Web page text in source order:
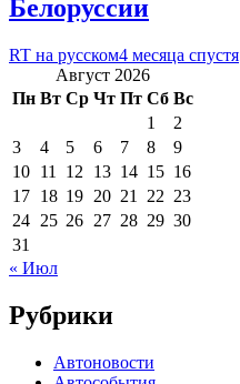
Белоруссии
RT на русском4 месяца спустя
Август 2026
Пн Вт Ср Чт Пт Сб Вс
1
2
3
4 5 6 7 8
9
10 11 12 13 14 15 16
17 18 19 20 21 22 23
24 25 26 27 28 29 30
31
« Июл
Рубрики
Автоновости